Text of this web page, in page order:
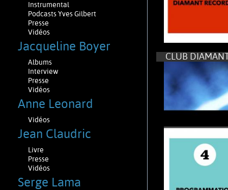
Instrumental
Podcasts Yves Gilbert
Presse
Vidéos
Jacqueline Boyer
Albums
Interview
Presse
Vidéos
Anne Leonard
Vidéos
Jean Claudric
Livre
Presse
Vidéos
Serge Lama
CLUB